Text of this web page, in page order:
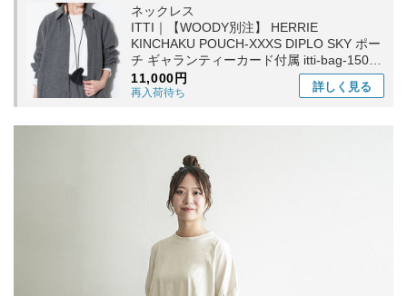
ネックレス
ITTI｜【WOODY別注】 HERRIE
KINCHAKU POUCH-XXXS DIPLO SKY ポー
チ ギャランティーカード付属 itti-bag-150-
wd
11,000円
再入荷待ち 詳しく 見る